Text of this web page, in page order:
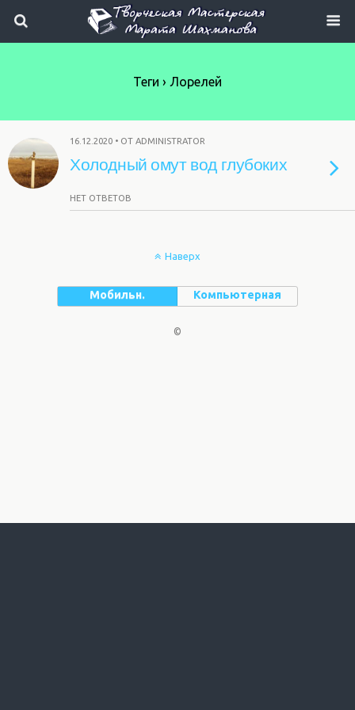
Теги › Лорелей
16.12.2020 • ОТ ADMINISTRATOR
Холодный омут вод глубоких
НЕТ ОТВЕТОВ
Наверх
Мобильн. Компьютерная
©